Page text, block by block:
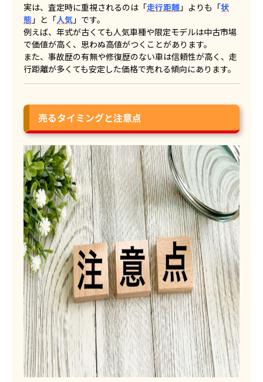
実は、査定時に重視されるのは「走行距離 」よりも「状
態 」と「人気 」です。
例えば、年式が古くても人気車種や限定モデルは中古市場
で価値が高く、思わぬ高値がつくことがあります。
また、事故歴の有無や修復歴のない車は信頼性が高く、走
行距離が多くても安定した価格で売れる傾向にあります。
売るタイミングと注意点